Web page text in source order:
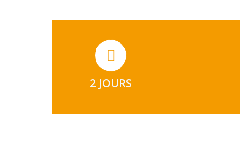
2 JOURS